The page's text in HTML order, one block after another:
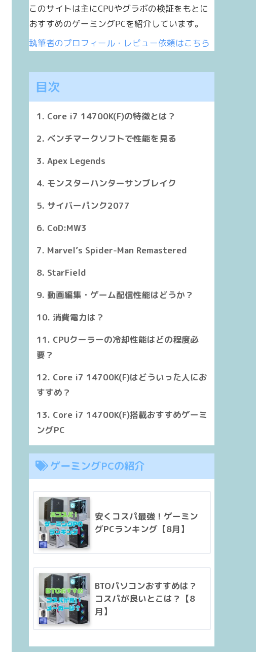
20(P-core 8/E-core 12) 16(P-core 8/E-core 8)
(P)5.5 GHz(E)4.3 GHz
DDR5-5600
–
このサイトは主にCPUやグラボの検証をもとに
おすすめのゲーミングPCを紹介しています。
執筆者のプロフィール・レビュー依頼はこちら
目次
Core i7 14700K(F)の特徴とは？
ベンチマークソフトで性能を見る
Apex Legends
モンスターハンターサンブレイク
サイバーパンク2077
CoD:MW3
Marvel’s Spider-Man Remastered
StarField
動画編集・ゲーム配信性能はどうか？
消費電力は？
CPUクーラーの冷却性能はどの程度必
要？
Core i7 14700K(F)はどういった人にお
すすめ？
Core i7 14700K(F)搭載おすすめゲーミ
ングPC
ゲーミングPCの紹介
安くコスパ最強！ゲーミン
グPCランキング【8月】
BTOパソコンおすすめは？
コスパが良いとこは？【8
月】